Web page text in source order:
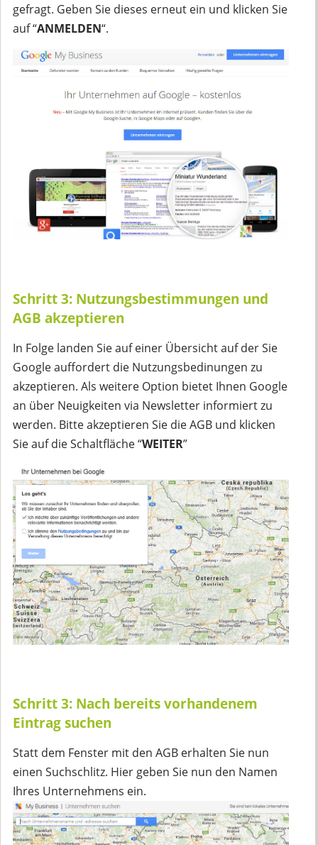
gefragt. Geben Sie dieses erneut ein und klicken Sie
auf “ANMELDEN“.
Schritt 3: Nutzungsbestimmungen und
AGB akzeptieren
In Folge landen Sie auf einer Übersicht auf der Sie
Google auffordert die Nutzungsbedinungen zu
akzeptieren. Als weitere Option bietet Ihnen Google
an über Neuigkeiten via Newsletter informiert zu
werden. Bitte akzeptieren Sie die AGB und klicken
Sie auf die Schaltfläche “WEITER”
Schritt 3: Nach bereits vorhandenem
Eintrag suchen
Statt dem Fenster mit den AGB erhalten Sie nun
einen Suchschlitz. Hier geben Sie nun den Namen
Ihres Unternehmens ein.